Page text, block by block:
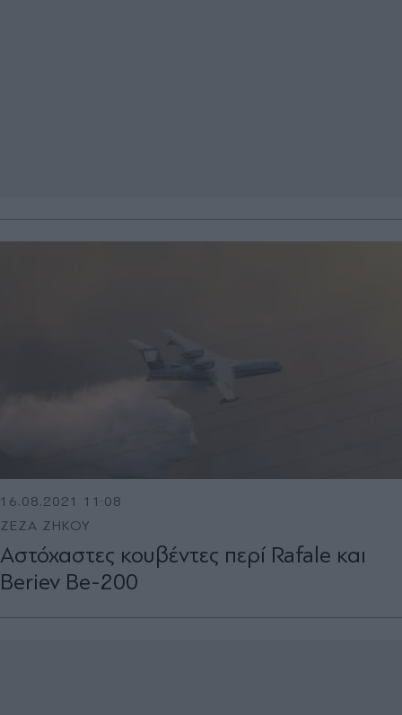
16.08.2021 11:08
ΖΕΖΑ ΖΗΚΟΥ
Αστόχαστες κουβέντες περί Rafale και
Beriev Be-200